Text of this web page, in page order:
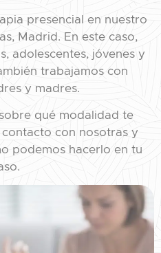
presencial en nuestro
Madrid. En este caso,
adolescentes, jóvenes y
trabajamos con
y madres.
qué modalidad te
con nosotras y
podemos hacerlo en tu